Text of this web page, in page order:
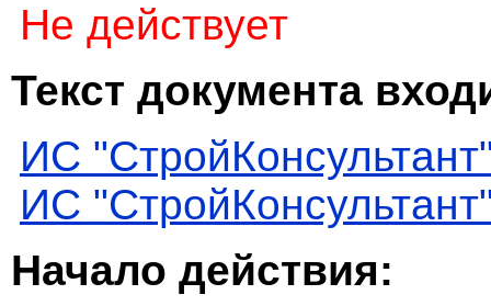
Не действует
Текст документа
ИС
ИС
Начало действия: